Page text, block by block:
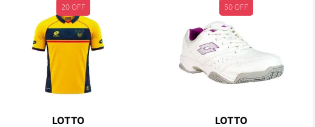
20 OFF
LOTTO
50 OFF
LOTTO